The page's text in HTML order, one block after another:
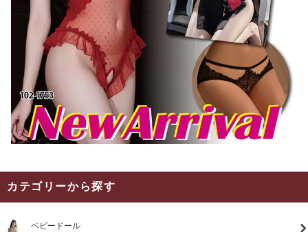
カテゴリーから探す
ベビードール